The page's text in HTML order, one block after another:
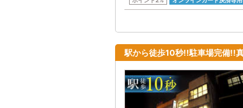
駅から徒歩10秒!!駐車場完備!!